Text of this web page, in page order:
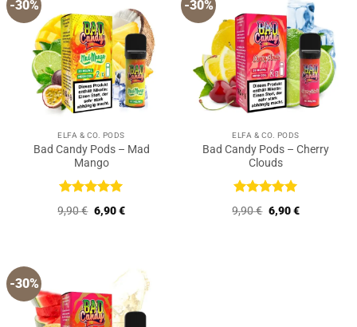
-30%
ELFA & CO. PODS
Bad Candy Pods – Mad
Mango
Bewertet
mit 5 von
9,90€ Ursprünglicher
Preis
6,90€Aktueller
-30%
ELFA & CO. PODS
Bad Candy Pods – Cherry
Clouds
Bewertet
mit 5 von
9,90€ Ursprünglicher
Preis
6,90€Aktueller
-30%